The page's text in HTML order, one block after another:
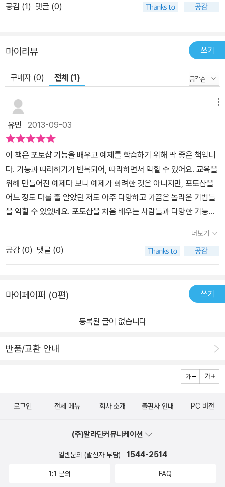
공감 (1) 댓글 (0)
마이리뷰 쓰기
구매자 (0) 전체 (1)
유민 2013-09-03
이 책은 포토샵 기능을 배우고 예제를 학습하기 위해 딱 좋은 책입니
다. 기능과 따라하기가 반복되어, 따라하면서 익힐 수 있어요. 교육을
위해 만들어진 예제다 보니 예제가 화려한 것은 아니지만, 포토샵을
어느 정도 다룰 줄 알았던 저도 아주 다양하고 가끔은 놀라운 기법들
을 익힐 수 있었네요. 포토샵을 처음 배우는 사람들과 다양한 기능을
더보기
공감 (0) 댓글 (0)
마이페이퍼 (0편) 쓰기
등록된 글이 없습니다
반품/교환 안내
로그인 전체 메뉴 회사 소개 출판사 안내 PC 버전
(주)알라딘커뮤니케이션
일반문의 (발신자 부담) 1544-2514
1:1 문의 FAQ